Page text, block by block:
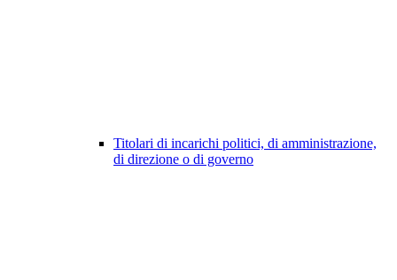
Titolari di incarichi politici, di amministrazione,
di direzione o di governo